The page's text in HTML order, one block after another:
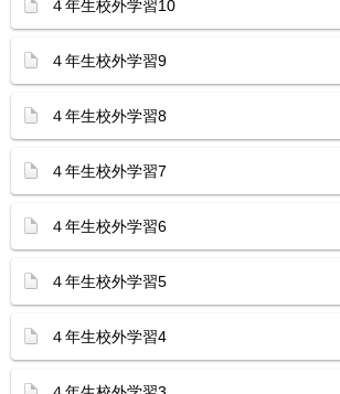
４年生校外学習10
４年生校外学習9
４年生校外学習8
４年生校外学習7
４年生校外学習6
４年生校外学習5
４年生校外学習4